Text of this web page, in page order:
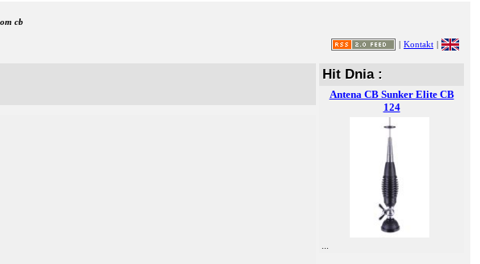
cb
| Kontakt |
Hit Dnia :
Antena CB Sunker Elite CB
124